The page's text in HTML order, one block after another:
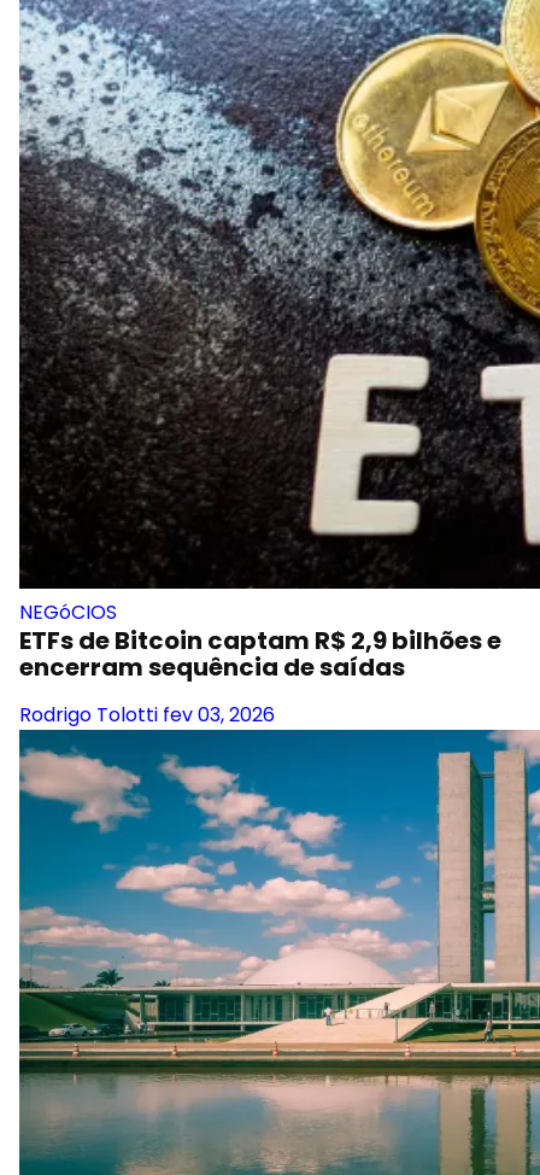
NEGóCIOS
ETFs de Bitcoin captam R$ 2,9 bilhões e
encerram sequência de saídas
Rodrigo Tolotti fev 03, 2026